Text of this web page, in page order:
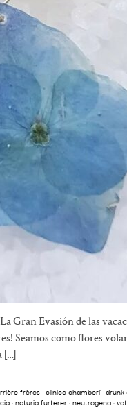
Gran Evasión de las
Seamos como flores
[…]
frères · clinica chamberí· drunk
· naturia furterer· neutrogena·